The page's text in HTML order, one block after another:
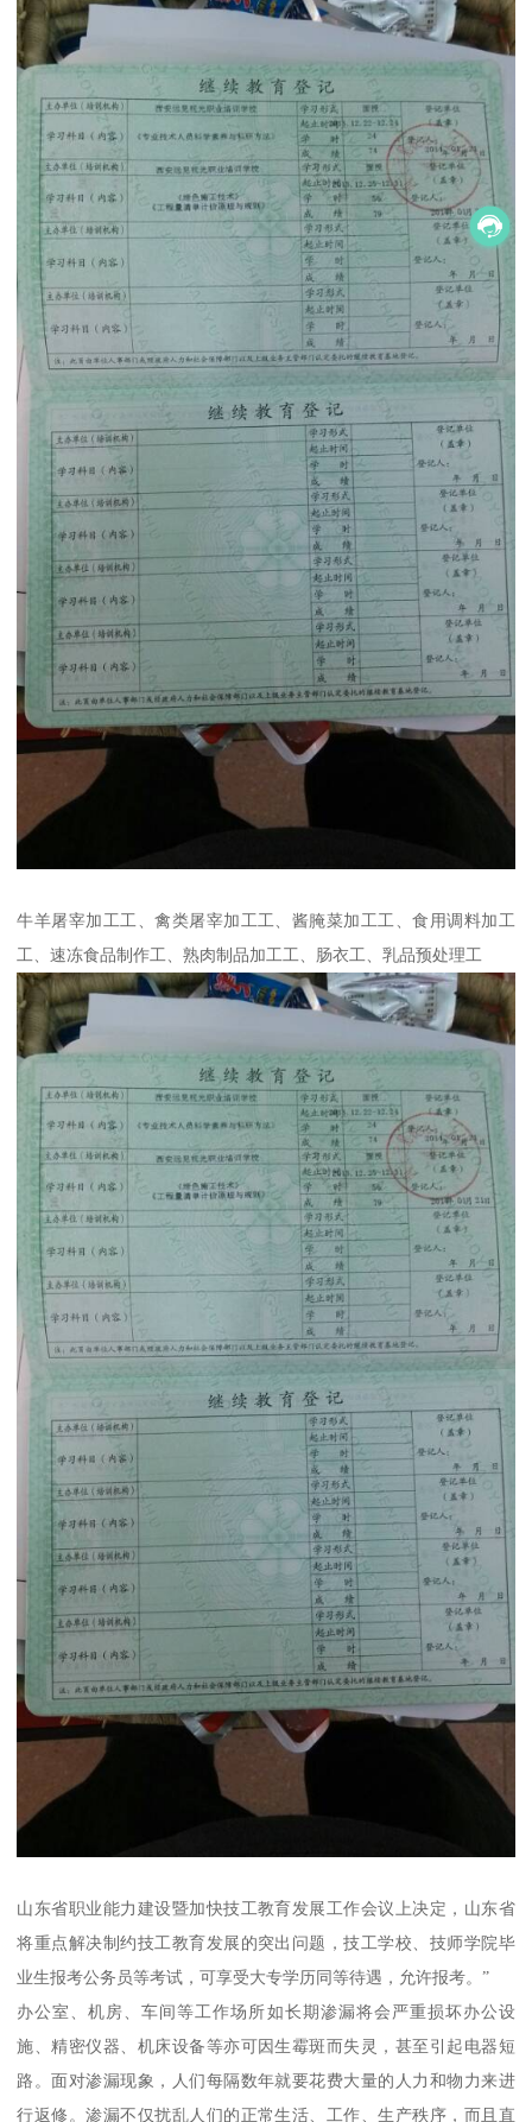
牛羊屠宰加工工、禽类屠宰加工工、酱腌菜加工工、食用调料加工
工、速冻食品制作工、熟肉制品加工工、肠衣工、乳品预处理工
山东省职业能力建设暨加快技工教育发展工作会议上决定，山东省
将重点解决制约技工教育发展的突出问题，技工学校、技师学院毕
业生报考公务员等考试，可享受大专学历同等待遇，允许报考。”
办公室、机房、车间等工作场所如长期渗漏将会严重损坏办公设
施、精密仪器、机床设备等亦可因生霉斑而失灵，甚至引起电器短
路。面对渗漏现象，人们每隔数年就要花费大量的人力和物力来进
行返修。渗漏不仅扰乱人们的正常生活、工作、生产秩序，而且直